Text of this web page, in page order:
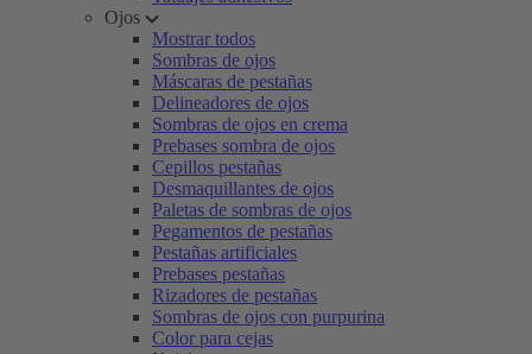
Ojos
Mostrar todos
Sombras de ojos
Máscaras de pestañas
Delineadores de ojos
Sombras de ojos en crema
Prebases sombra de ojos
Cepillos pestañas
Desmaquillantes de ojos
Paletas de sombras de ojos
Pegamentos de pestañas
Pestañas artificiales
Prebases pestañas
Rizadores de pestañas
Sombras de ojos con purpurina
Color para cejas